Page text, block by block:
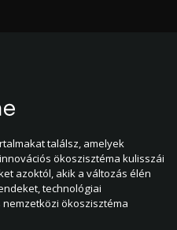
találsz, amelyek
ökoszisztéma kulisszái
azoktól, akik a változás élén
technológiai
ökoszisztéma